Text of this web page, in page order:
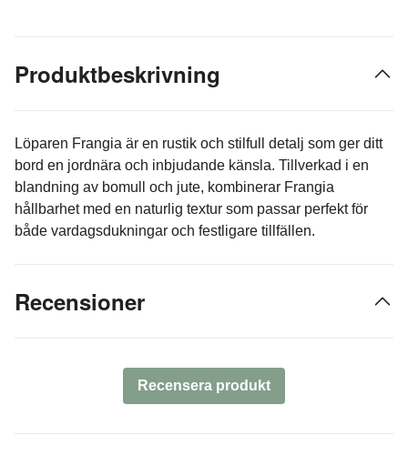
Produktbeskrivning
Löparen Frangia är en rustik och stilfull detalj som ger ditt
bord en jordnära och inbjudande känsla. Tillverkad i en
blandning av bomull och jute, kombinerar Frangia
hållbarhet med en naturlig textur som passar perfekt för
både vardagsdukningar och festligare tillfällen.
Recensioner
Recensera produkt